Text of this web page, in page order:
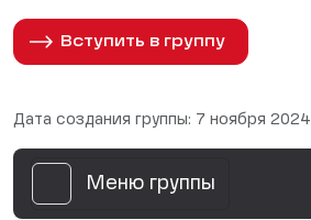
Вступить в группу
Дата создания группы: 7 ноября 2024
Меню группы